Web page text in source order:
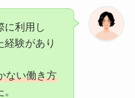
に利用し
経験があり
ない働き方